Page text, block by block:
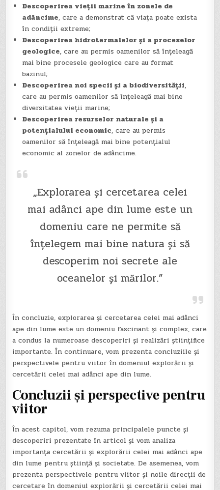
Descoperirea vieții marine în zonele de
adâncime, care a demonstrat că viața poate exista
în condiții extreme;
Descoperirea hidrotermalelor și a proceselor
geologice, care au permis oamenilor să înțeleagă
mai bine procesele geologice care au format
bazinul;
Descoperirea noi specii și a biodiversității,
care au permis oamenilor să înțeleagă mai bine
diversitatea vieții marine;
Descoperirea resurselor naturale și a
potențialului economic, care au permis
oamenilor să înțeleagă mai bine potențialul
economic al zonelor de adâncime.
„Explorarea și cercetarea celei
mai adânci ape din lume este un
domeniu care ne permite să
înțelegem mai bine natura și să
descoperim noi secrete ale
oceanelor și mărilor.”
În concluzie, explorarea și cercetarea celei mai adânci
ape din lume este un domeniu fascinant și complex, care
a condus la numeroase descoperiri și realizări științifice
importante. În continuare, vom prezenta concluziile și
perspectivele pentru viitor în domeniul explorării și
cercetării celei mai adânci ape din lume.
Concluzii și perspective pentru
viitor
În acest capitol, vom rezuma principalele puncte și
descoperiri prezentate în articol și vom analiza
importanța cercetării și explorării celei mai adânci ape
din lume pentru știință și societate. De asemenea, vom
prezenta perspectivele pentru viitor și noile direcții de
cercetare în domeniul explorării și cercetării celei mai